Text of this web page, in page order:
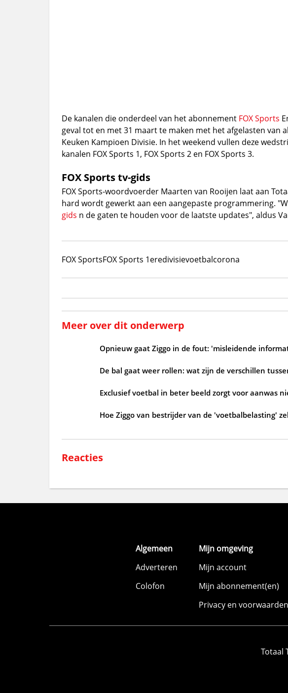
De kanalen die onderdeel van het abonnement FOX Sports
geval tot en met 31 maart te maken met het afgelasten van
Keuken Kampioen Divisie. In het weekend vullen deze
kanalen FOX Sports 1, FOX Sports 2 en FOX Sports 3.
FOX Sports tv-gids
FOX Sports-woordvoerder Maarten van Rooijen laat aan
hard wordt gewerkt aan een aangepaste programmering.
gids n de gaten te houden voor de laatste updates", aldus
FOX SportsFOX Sports 1eredivisievoetbalcorona
Meer over dit onderwerp
Opnieuw gaat Ziggo in de fout: 'misleidende
De bal gaat weer rollen: wat zijn de verschillen
Exclusief voetbal in beter beeld zorgt voor aanwas
Hoe Ziggo van bestrijder van de 'voetbalbelasting'
Reacties
Algemeen
Adverteren
Colofon
Mijn omgeving
Mijn account
Mijn abonnement(en)
Privacy en voorwaarden
Totaal